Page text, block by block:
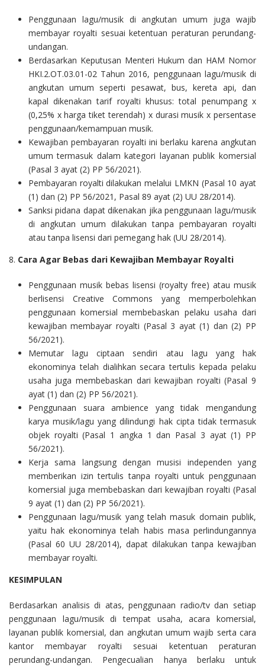
Penggunaan lagu/musik di angkutan umum juga wajib
membayar royalti sesuai ketentuan peraturan perundang-
undangan.
Berdasarkan Keputusan Menteri Hukum dan HAM Nomor
HKI.2.OT.03.01-02 Tahun 2016, penggunaan lagu/musik di
angkutan umum seperti pesawat, bus, kereta api, dan
kapal dikenakan tarif royalti khusus: total penumpang x
(0,25% x harga tiket terendah) x durasi musik x persentase
penggunaan/kemampuan musik.
Kewajiban pembayaran royalti ini berlaku karena angkutan
umum termasuk dalam kategori layanan publik komersial
(Pasal 3 ayat (2) PP 56/2021).
Pembayaran royalti dilakukan melalui LMKN (Pasal 10 ayat
(1) dan (2) PP 56/2021, Pasal 89 ayat (2) UU 28/2014).
Sanksi pidana dapat dikenakan jika penggunaan lagu/musik
di angkutan umum dilakukan tanpa pembayaran royalti
atau tanpa lisensi dari pemegang hak (UU 28/2014).
8. Cara Agar Bebas dari Kewajiban Membayar Royalti
Penggunaan musik bebas lisensi (royalty free) atau musik
berlisensi Creative Commons yang memperbolehkan
penggunaan komersial membebaskan pelaku usaha dari
kewajiban membayar royalti (Pasal 3 ayat (1) dan (2) PP
56/2021).
Memutar lagu ciptaan sendiri atau lagu yang hak
ekonominya telah dialihkan secara tertulis kepada pelaku
usaha juga membebaskan dari kewajiban royalti (Pasal 9
ayat (1) dan (2) PP 56/2021).
Penggunaan suara ambience yang tidak mengandung
karya musik/lagu yang dilindungi hak cipta tidak termasuk
objek royalti (Pasal 1 angka 1 dan Pasal 3 ayat (1) PP
56/2021).
Kerja sama langsung dengan musisi independen yang
memberikan izin tertulis tanpa royalti untuk penggunaan
komersial juga membebaskan dari kewajiban royalti (Pasal
9 ayat (1) dan (2) PP 56/2021).
Penggunaan lagu/musik yang telah masuk domain publik,
yaitu hak ekonominya telah habis masa perlindungannya
(Pasal 60 UU 28/2014), dapat dilakukan tanpa kewajiban
membayar royalti.
KESIMPULAN
Berdasarkan analisis di atas, penggunaan radio/tv dan setiap
penggunaan lagu/musik di tempat usaha, acara komersial,
layanan publik komersial, dan angkutan umum wajib serta cara
kantor membayar royalti sesuai ketentuan peraturan
perundang-undangan. Pengecualian hanya berlaku untuk